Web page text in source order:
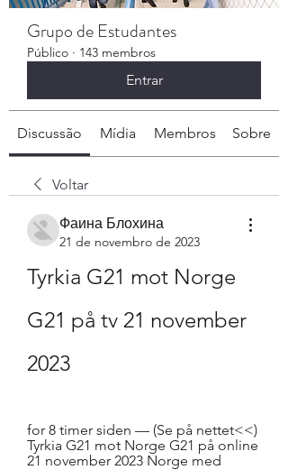
Grupo de Estudantes
Público · 143 membros
Entrar
Discussão Mídia Membros Sobre
Voltar
Фаина Блохина
21 de novembro de 2023
Tyrkia G21 mot Norge
G21 på tv 21 november
2023
for 8 timer siden — (Se på nettet<<)
Tyrkia G21 mot Norge G21 på online
21 november 2023 Norge med